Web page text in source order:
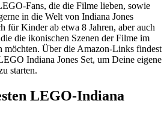
Fans, die die Filme lieben, sowie
in die Welt von Indiana Jones
für Kinder ab etwa 8 Jahren, aber auch
die ikonischen Szenen der Filme im
möchten. Über die Amazon-Links findest
Indiana Jones Set, um Deine eigene
starten.
LEGO-Indiana